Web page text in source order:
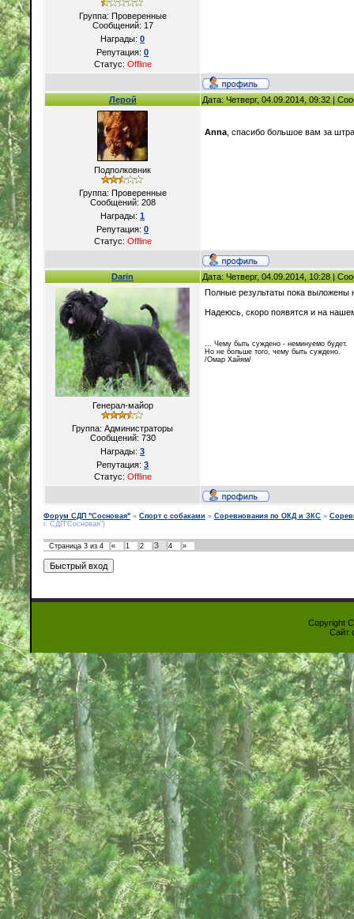
Группа: Проверенные
Сообщений: 17
Награды: 0
Репутация: 0
Статус: Offline
Лерой Дата: Четверг, 04.09.2014, 09:32 |
Подполковник
Группа: Проверенные
Сообщений: 208
Награды: 1
Репутация: 0
Статус: Offline
Anna , спасибо большое вам за
Darin Дата: Четверг, 04.09.2014, 10:28 |
Генерал-майор
Группа: Администраторы
Сообщений: 730
Награды: 3
Репутация: 3
Статус: Offline
Полные результаты пока выложены
Надеюсь, скоро появятся и на
... Чему быть суждено - неминуемо будет.
Но не больше того, чему быть суждено.
/Омар Хайям/
Форум СДП "Сосновая" » Спорт с собаками » Соревнования по ОКД и ЗКС »
г. СДП"Сосновая")
Страница 3 из 4 « 1 2 3 4 »
Copyright
Сайт